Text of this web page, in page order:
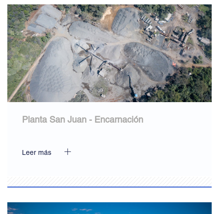
Planta San Juan - Encarnación
Leer más